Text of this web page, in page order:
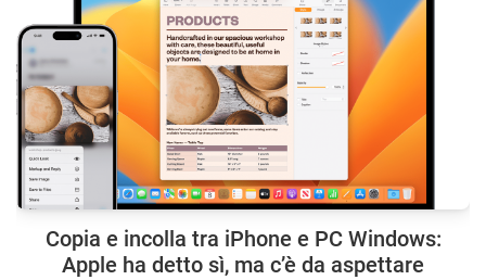
Copia e incolla tra iPhone e PC Windows:
Apple ha detto sì, ma c’è da aspettare